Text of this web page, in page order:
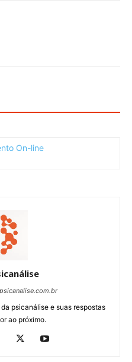
psicanálise e suas respostas
ao próximo.